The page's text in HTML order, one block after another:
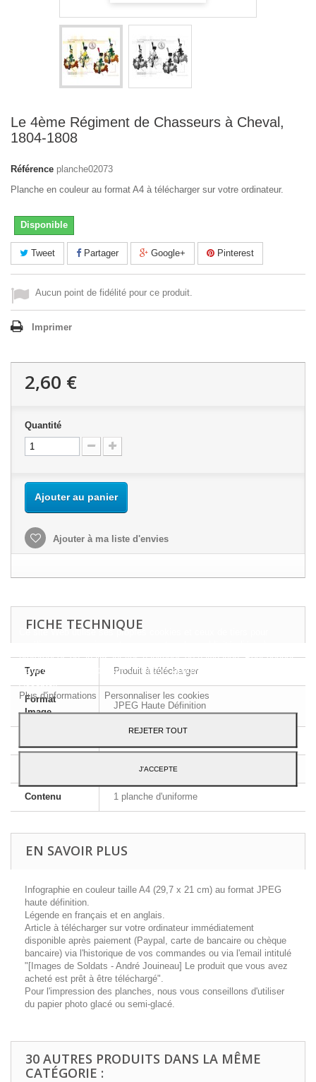
Le 4ème Régiment de Chasseurs à Cheval,
1804-1808
Référence planche02073
Planche en couleur au format A4 à télécharger sur votre ordinateur.
Disponible
Tweet Partager Google+ Pinterest
Aucun point de fidélité pour ce produit.
Imprimer
2,60 €
Quantité
Ajouter au panier
Ajouter à ma liste d'envies
FICHE TECHNIQUE
Type Produit à télécharger
Format
Image
JPEG Haute Définition
Français et Anglais
Contenu 1 planche d'uniforme
EN SAVOIR PLUS
Infographie en couleur taille A4 (29,7 x 21 cm) au format JPEG
haute définition.
Légende en français et en anglais.
Article à télécharger sur votre ordinateur immédiatement
disponible après paiement (Paypal, carte de bancaire ou chèque
bancaire) via l'historique de vos commandes ou via l'email intitulé
"[Images de Soldats - André Jouineau] Le produit que vous avez
acheté est prêt à être téléchargé".
Pour l'impression des planches, nous vous conseillons d'utiliser
du papier photo glacé ou semi-glacé.
30 AUTRES PRODUITS DANS LA MÊME
CATÉGORIE :
Ce site Web utilise ses propres cookies et ceux de tiers pour
préférences en analysant vos habitudes de navigation. Pour donner
votre consentement à son utilisation, appuyez sur le bouton
Plus d'informations
Personnaliser les cookies
REJETER TOUT
J'ACCEPTE